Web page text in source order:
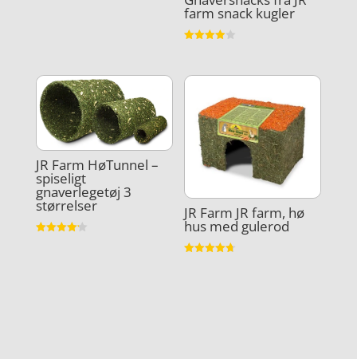
farm snack kugler
JR Farm HøTunnel –
spiseligt
gnaverlegetøj 3
størrelser JR Farm JR farm, hø
hus med gulerod